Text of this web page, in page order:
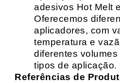
adesivos Hot Melt
Oferecemos
aplicadores, com
temperatura e
diferentes
tipos de aplicação.
Referências de